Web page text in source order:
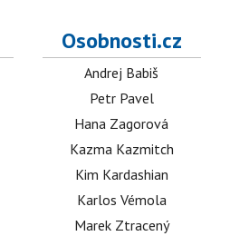
Osobnosti.cz
Andrej Babiš
Petr Pavel
Hana Zagorová
Kazma Kazmitch
Kim Kardashian
Karlos Vémola
Marek Ztracený